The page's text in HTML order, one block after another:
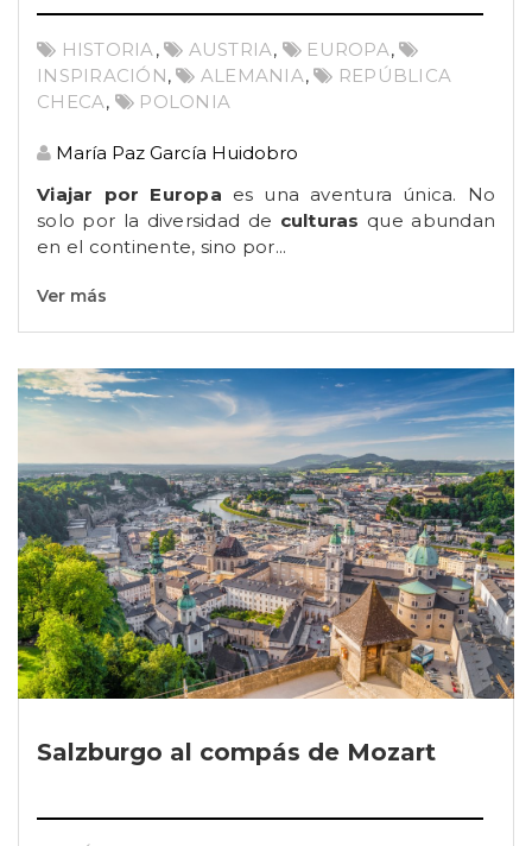
HISTORIA , AUSTRIA, EUROPA,
INSPIRACIÓN, ALEMANIA,
REPÚBLICA
CHECA, POLONIA
María Paz García Huidobro
Viajar por Europa es una aventura única. No
solo por la diversidad de culturas que abundan
en el continente, sino por...
Ver más
Salzburgo al compás de Mozart